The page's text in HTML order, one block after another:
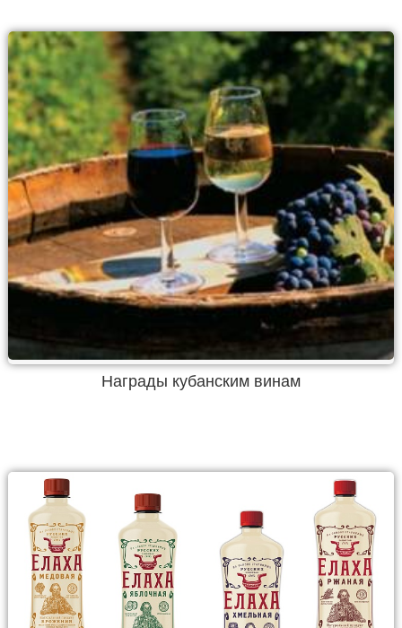
Награды кубанским винам